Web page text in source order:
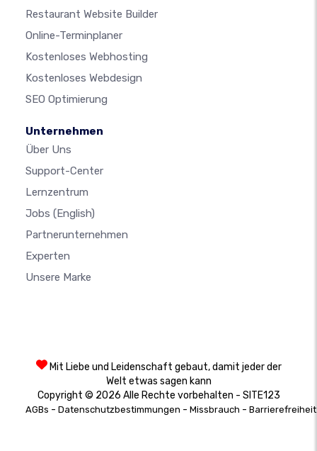
Restaurant Website Builder
Online-Terminplaner
Kostenloses Webhosting
Kostenloses Webdesign
SEO Optimierung
Unternehmen
Über Uns
Support-Center
Lernzentrum
Jobs (English)
Partnerunternehmen
Experten
Unsere Marke
Mit Liebe und Leidenschaft gebaut, damit jeder der
Welt etwas sagen kann
Copyright © 2026 Alle Rechte vorbehalten - SITE123
AGBs - Datenschutzbestimmungen - Missbrauch - Barrierefreiheit